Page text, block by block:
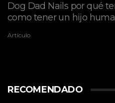
Dog Dad Nails por qué
como tener un hijo
Artículo
RECOMENDADO